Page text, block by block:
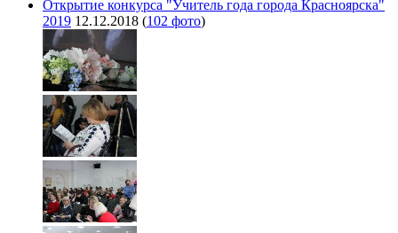
Открытие конкурса "Учитель года города Красноярска"
2019 12.12.2018 (102 фото)